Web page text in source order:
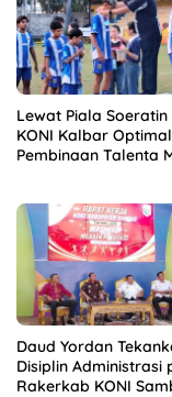
Lewat Piala Soeratin
KONI Kalbar
Pembinaan Talenta
Daud Yordan
Disiplin Administrasi
Rakerkab KONI